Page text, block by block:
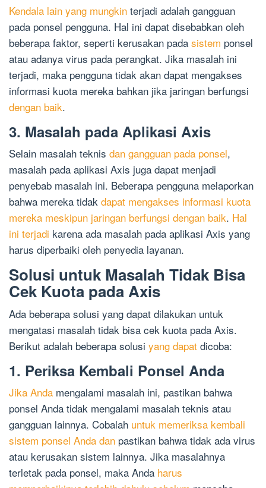
Kendala lain yang mungkin terjadi adalah gangguan
pada ponsel pengguna. Hal ini dapat disebabkan oleh
beberapa faktor, seperti kerusakan pada sistem ponsel
atau adanya virus pada perangkat. Jika masalah ini
terjadi, maka pengguna tidak akan dapat mengakses
informasi kuota mereka bahkan jika jaringan berfungsi
dengan baik.
3. Masalah pada Aplikasi Axis
Selain masalah teknis dan gangguan pada ponsel,
masalah pada aplikasi Axis juga dapat menjadi
penyebab masalah ini. Beberapa pengguna melaporkan
bahwa mereka tidak dapat mengakses informasi kuota
mereka meskipun jaringan berfungsi dengan baik. Hal
ini terjadi karena ada masalah pada aplikasi Axis yang
harus diperbaiki oleh penyedia layanan.
Solusi untuk Masalah Tidak Bisa
Cek Kuota pada Axis
Ada beberapa solusi yang dapat dilakukan untuk
mengatasi masalah tidak bisa cek kuota pada Axis.
Berikut adalah beberapa solusi yang dapat dicoba:
1. Periksa Kembali Ponsel Anda
Jika Anda mengalami masalah ini, pastikan bahwa
ponsel Anda tidak mengalami masalah teknis atau
gangguan lainnya. Cobalah untuk memeriksa kembali
sistem ponsel Anda dan pastikan bahwa tidak ada virus
atau kerusakan sistem lainnya. Jika masalahnya
terletak pada ponsel, maka Anda harus